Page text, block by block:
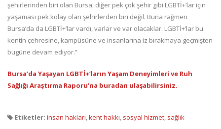
şehirlerinden biri olan Bursa, diğer pek çok şehir gibi LGBTİ+’lar için
yaşaması pek kolay olan şehirlerden biri değil. Buna rağmen
Bursa’da da LGBTİ+’lar vardı, varlar ve var olacaklar. LGBTİ+’lar bu
kentin çehresine, kampüsüne ve insanlarına iz bırakmaya geçmişten
bugüne devam ediyor.”
Bursa’da Yaşayan LGBTİ+’ların Yaşam Deneyimleri ve Ruh
Sağlığı Araştırma Raporu’na buradan ulaşabilirsiniz.
Etiketler: insan hakları,kent hakkı, sosyal hizmet, sağlık